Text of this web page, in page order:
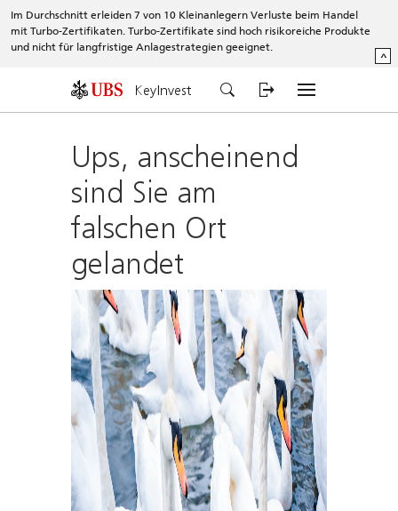
Im Durchschnitt erleiden 7 von 10 Kleinanlegern Verluste beim Handel
mit Turbo-Zertifikaten. Turbo-Zertifikate sind hoch risikoreiche Produkte
und nicht für langfristige Anlagestrategien geeignet.
^
KeyInvest
Ups, anscheinend
sind Sie am
falschen Ort
gelandet